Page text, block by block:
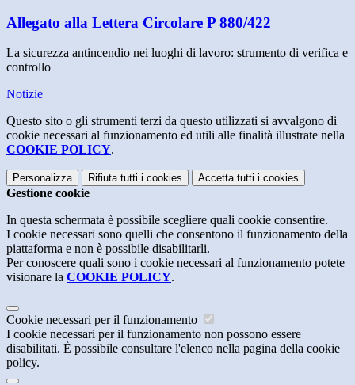
Allegato alla Lettera Circolare P 880/422
La sicurezza antincendio nei luoghi di lavoro: strumento di verifica e
controllo
Notizie
Questo sito o gli strumenti terzi da questo utilizzati si avvalgono di
cookie necessari al funzionamento ed utili alle finalità illustrate nella
COOKIE POLICY.
Personalizza Rifiuta tutti i cookies Accetta tutti i cookies
Gestione cookie
In questa schermata è possibile scegliere quali cookie consentire.
I cookie necessari sono quelli che consentono il funzionamento della
piattaforma e non è possibile disabilitarli.
Per conoscere quali sono i cookie necessari al funzionamento potete
visionare la COOKIE POLICY.
Cookie necessari per il funzionamento
I cookie necessari per il funzionamento non possono essere
disabilitati. È possibile consultare l'elenco nella pagina della cookie
policy.